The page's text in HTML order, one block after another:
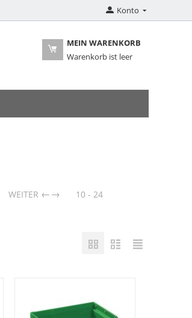
Konto
MEIN WARENKORB
Warenkorb ist leer
WEITER → 10 - 24